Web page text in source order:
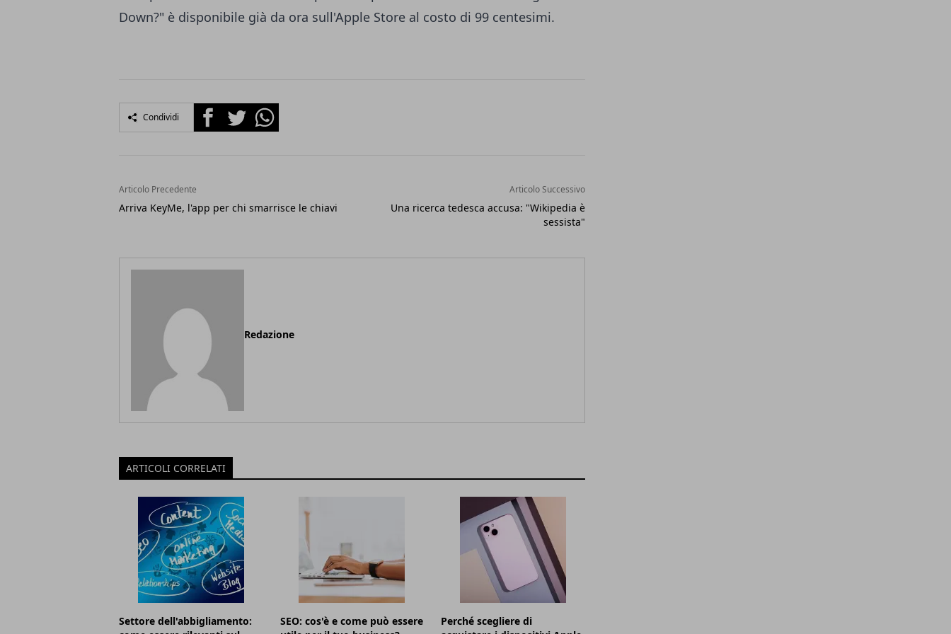
Down?" è disponibile già da ora sull'Apple Store al costo di 99 centesimi.
Condividi FacebookTwitterWhatsapp
Articolo Precedente
Arriva KeyMe, l'app per chi smarrisce le chiavi
Articolo Successivo
Una ricerca tedesca accusa: "Wikipedia è
sessista"
Redazione
ARTICOLI CORRELATI
Settore dell'abbigliamento:
SEO: cos'è e come può essere
Perché scegliere di